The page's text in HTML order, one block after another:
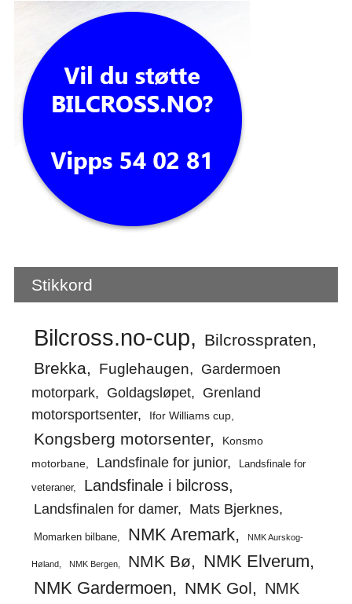
Stikkord
Bilcross.no-cup
Bilcrosspraten
Brekka
Fuglehaugen
Gardermoen
motorpark
Goldagsløpet
Grenland
motorsportsenter
Ifor Williams cup
Kongsberg motorsenter
Konsmo
motorbane
Landsfinale for junior
Landsfinale for
veteraner
Landsfinale i bilcross
Landsfinalen for damer Mats Bjerknes
Momarken bilbane NMK Aremark NMK Aurskog-
Høland NMK Bergen NMK Bø NMK Elverum
NMK Gardermoen NMK Gol
NMK